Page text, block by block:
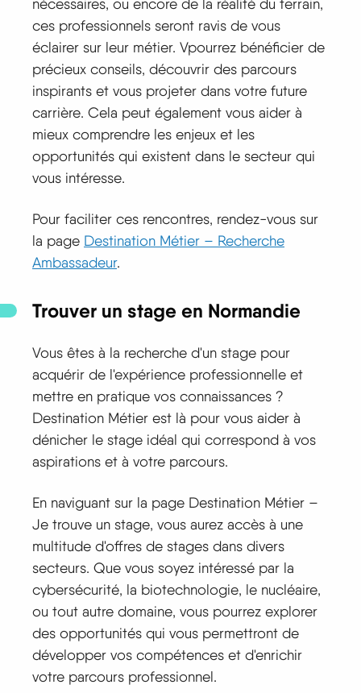
nécessaires, ou encore de la réalité du terrain,
ces professionnels seront ravis de vous
éclairer sur leur métier. Vpourrez bénéficier de
précieux conseils, découvrir des parcours
inspirants et vous projeter dans votre future
carrière. Cela peut également vous aider à
mieux comprendre les enjeux et les
opportunités qui existent dans le secteur qui
vous intéresse.
Pour faciliter ces rencontres, rendez-vous sur
la page Destination Métier – Recherche
Ambassadeur.
Trouver un stage en Normandie
Vous êtes à la recherche d'un stage pour
acquérir de l'expérience professionnelle et
mettre en pratique vos connaissances ?
Destination Métier est là pour vous aider à
dénicher le stage idéal qui correspond à vos
aspirations et à votre parcours.
En naviguant sur la page Destination Métier –
Je trouve un stage, vous aurez accès à une
multitude d'offres de stages dans divers
secteurs. Que vous soyez intéressé par la
cybersécurité, la biotechnologie, le nucléaire,
ou tout autre domaine, vous pourrez explorer
des opportunités qui vous permettront de
développer vos compétences et d'enrichir
votre parcours professionnel.